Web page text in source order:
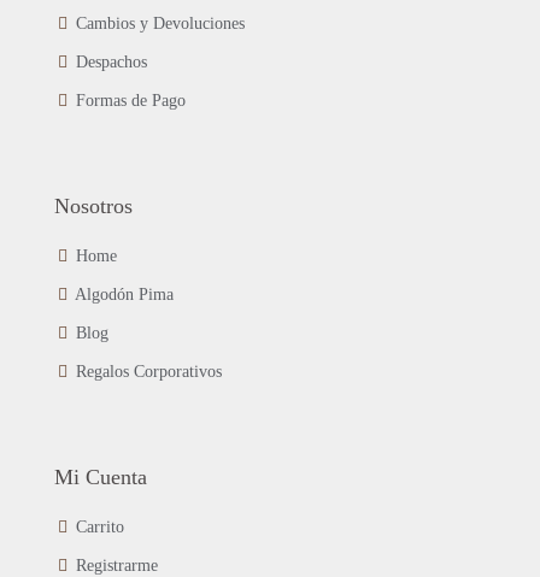
producto
Cambios y Devoluciones
Despachos
Formas de Pago
Nosotros
Home
Algodón Pima
Blog
Regalos Corporativos
Mi Cuenta
Carrito
Registrarme